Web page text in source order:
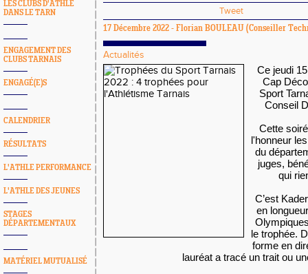
LES CLUBS D'ATHLÉ
DANS LE TARN
ENGAGEMENT DES
CLUBS TARNAIS
ENGAGÉ(E)S
CALENDRIER
RÉSULTATS
L'ATHLE PERFORMANCE
L'ATHLE DES JEUNES
STAGES
DÉPARTEMENTAUX
MATÉRIEL MUTUALISÉ
Tweet
17 Décembre 2022 - Florian BOULEAU (Conseiller
Actualités
Ce jeudi
Cap
Sport
Conseil
Cette
l'honneur
du
juges,
qui
C’est
en
le trophée.
forme en
lauréat a tracé un trait ou